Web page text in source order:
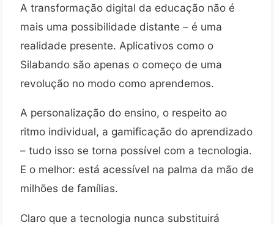
A transformação digital da educação não é
mais uma possibilidade distante – é uma
realidade presente. Aplicativos como o
Silabando são apenas o começo de uma
revolução no modo como aprendemos.
A personalização do ensino, o respeito ao
ritmo individual, a gamificação do aprendizado
– tudo isso se torna possível com a tecnologia.
E o melhor: está acessível na palma da mão de
milhões de famílias.
Claro que a tecnologia nunca substituirá